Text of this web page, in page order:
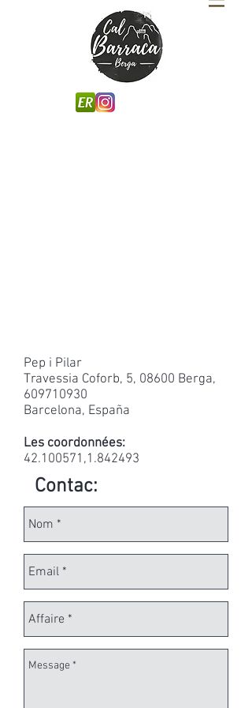
Pep i Pilar
Travessia Coforb, 5, 08600 Berga,
609710930
Barcelona, España
Les coordonnées:
42.100571 ,1.842493
Contac: